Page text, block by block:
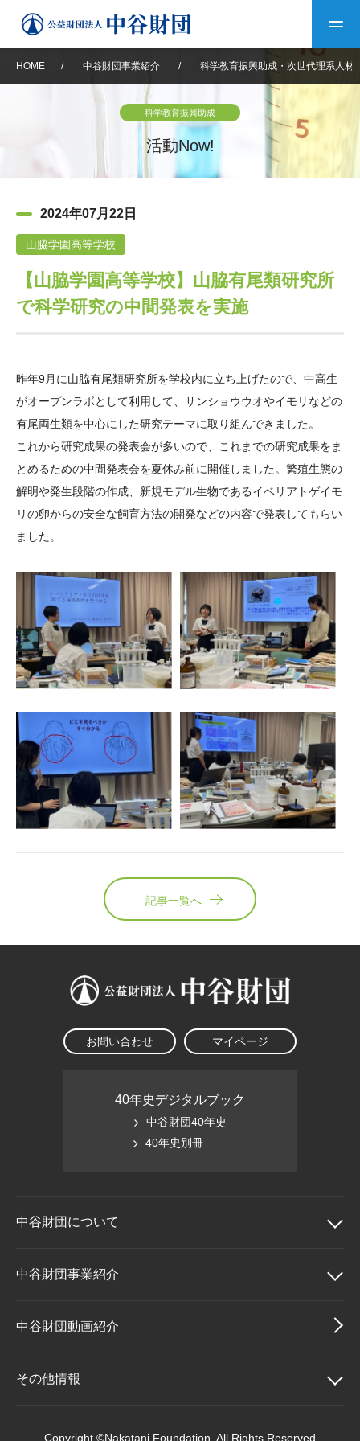
中谷財団について
設立趣意書
沿革 40年史デジタルブック
中谷財団40年史
役員・評議員 公開情報
年報一覧 中谷財団レポート
中谷財団事業紹介
神戸賞 長期大型研究助成
大学院生奨学金
国際学生交流プログラ
ム
科学教育振興助成・
次世代理系人材育成プ
ログラム助成
中谷財団動画紹介
その他情報
アクセス よくあるご質問
サイトマップ 中谷財団アーカイブ
日本語 English
HOME / 中谷財団事業紹介 / 科学教育振興助成・次世代理系人材
科学教育振興助成
活動Now!
2024年07月22日
山脇学園高等学校
【山脇学園高等学校】山脇有尾類研究所
で科学研究の中間発表を実施
昨年9月に山脇有尾類研究所を学校内に立ち上げたので、中高生
がオープンラボとして利用して、サンショウウオやイモリなどの
有尾両生類を中心にした研究テーマに取り組んできました。
これから研究成果の発表会が多いので、これまでの研究成果をま
とめるための中間発表会を夏休み前に開催しました。繁殖生態の
解明や発生段階の作成、新規モデル生物であるイベリアトゲイモ
リの卵からの安全な飼育方法の開発などの内容で発表してもらい
ました。
記事一覧へ
お問い合わせ マイページ
40年史デジタルブック
中谷財団40年史
40年史別冊
中谷財団について
中谷財団について
理事長挨拶
設立趣意書
中谷財団事業紹介
中谷財団事業紹介
中谷賞
中谷財団動画紹介
その他情報
Copyright ©Nakatani Foundation. All Rights Reserved